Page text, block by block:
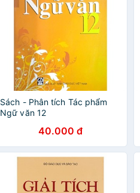
Sách - Phân tích Tác phẩm
Ngữ văn 12
40.000 đ